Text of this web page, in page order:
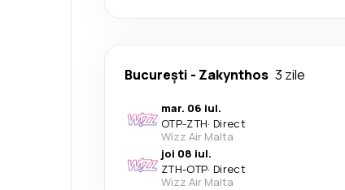
București - Zakynthos 3 zile
mar. 06 iul.
OTP-ZTH· Direct
Wizz Air Malta
joi 08 iul.
ZTH-OTP· Direct
Wizz Air Malta